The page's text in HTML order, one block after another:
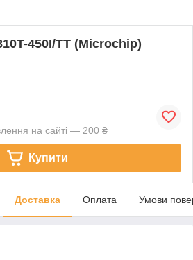
450I/TT (Microchip)
на сайті — 200 ₴
Купити
Доставка Оплата Умови